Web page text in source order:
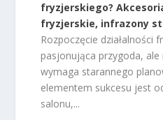
fryzjerskiego?
fryzjerskie, infrazony
Rozpoczęcie działalności
pasjonująca przygoda,
wymaga starannego
elementem sukcesu jest
salonu,...